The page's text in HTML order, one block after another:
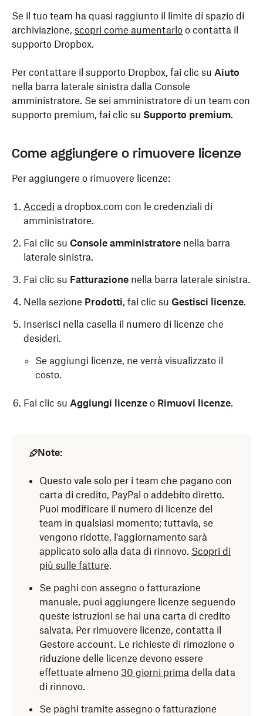
Se il tuo team ha quasi raggiunto il limite di spazio di
archiviazione, scopri come aumentarlo o contatta il
supporto Dropbox.
Per contattare il supporto Dropbox, fai clic su Aiuto
nella barra laterale sinistra dalla Console
amministratore. Se sei amministratore di un team con
supporto premium, fai clic su Supporto premium.
Come aggiungere o rimuovere licenze
Per aggiungere o rimuovere licenze:
Accedi a dropbox.com con le credenziali di
amministratore.
Fai clic su Console amministratore nella barra
laterale sinistra.
Fai clic su Fatturazione nella barra laterale sinistra.
Nella sezione Prodotti, fai clic su Gestisci licenze.
Inserisci nella casella il numero di licenze che
desideri.
Se aggiungi licenze, ne verrà visualizzato il
costo.
Fai clic su Aggiungi licenze o Rimuovi licenze.
Note:
Questo vale solo per i team che pagano con
carta di credito, PayPal o addebito diretto.
Puoi modificare il numero di licenze del
team in qualsiasi momento; tuttavia, se
vengono ridotte, l'aggiornamento sarà
applicato solo alla data di rinnovo. Scopri di
più sulle fatture.
Se paghi con assegno o fatturazione
manuale, puoi aggiungere licenze seguendo
queste istruzioni se hai una carta di credito
salvata. Per rimuovere licenze, contatta il
Gestore account. Le richieste di rimozione o
riduzione delle licenze devono essere
effettuate almeno 30 giorni prima della data
di rinnovo.
Se paghi tramite assegno o fatturazione